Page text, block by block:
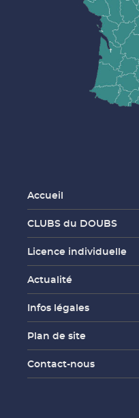
Accueil
CLUBS du DOUBS
Licence individuelle
Actualité
Infos légales
Plan de site
Contact-nous